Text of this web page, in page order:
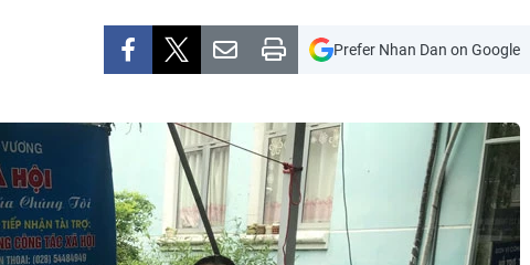
Prefer Nhan Dan on Google